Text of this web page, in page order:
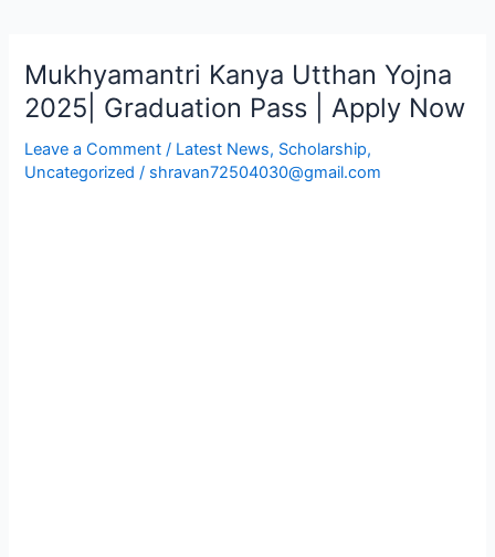
Mukhyamantri Kanya Utthan Yojna
2025| Graduation Pass | Apply Now
Leave a Comment / Latest News, Scholarship,
Uncategorized / shravan72504030@gmail.com
Mukhyamantri
Kanya
Utthan
Yojna
2025|